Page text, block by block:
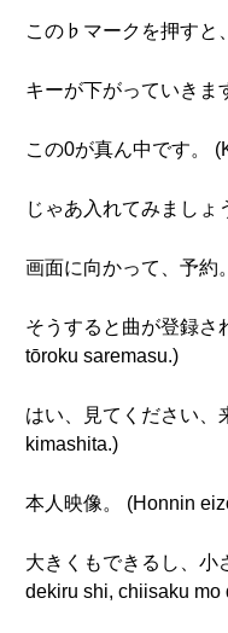
この♭マークを押すと
キーが下がっていきま
この0が真ん中です。
じゃあ入れてみましょ
画面に向かって、予約
そうすると曲が登録さ
tōroku saremasu.)
はい、見てください、
kimashita.)
本人映像。 (Honnin
大きくもできるし、小
dekiru shi, chiisaku mo